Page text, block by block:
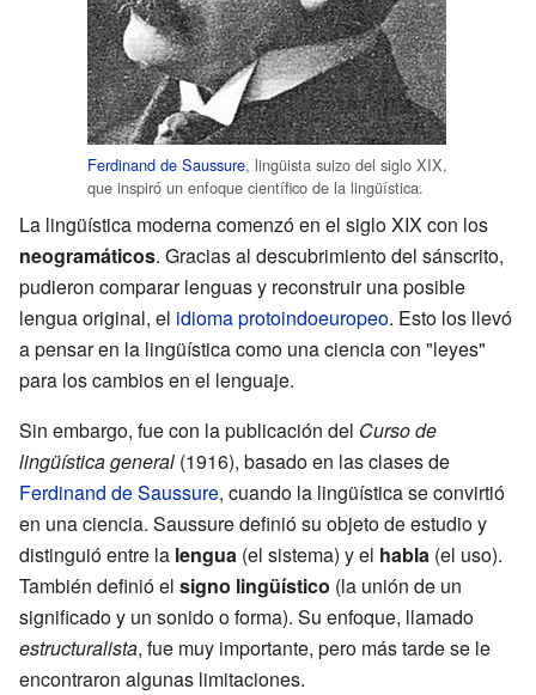
Ferdinand de Saussure, lingüista suizo del siglo XIX,
que inspiró un enfoque científico de la lingüística.
La lingüística moderna comenzó en el siglo XIX con los
neogramáticos. Gracias al descubrimiento del sánscrito,
pudieron comparar lenguas y reconstruir una posible
lengua original, el idioma protoindoeuropeo. Esto los llevó
a pensar en la lingüística como una ciencia con "leyes"
para los cambios en el lenguaje.
Sin embargo, fue con la publicación del Curso de
lingüística general (1916), basado en las clases de
Ferdinand de Saussure, cuando la lingüística se convirtió
en una ciencia. Saussure definió su objeto de estudio y
distinguió entre la lengua (el sistema) y el habla (el uso).
También definió el signo lingüístico (la unión de un
significado y un sonido o forma). Su enfoque, llamado
estructuralista, fue muy importante, pero más tarde se le
encontraron algunas limitaciones.